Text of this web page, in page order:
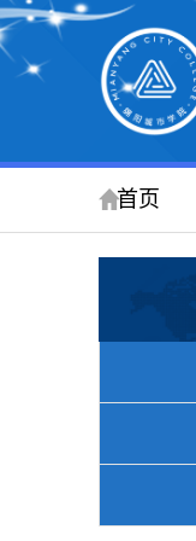
首页